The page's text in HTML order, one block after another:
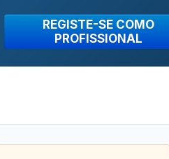
REGISTE-SE COMO
PROFISSIONAL